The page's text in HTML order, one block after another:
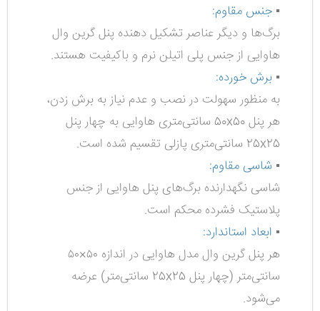
▪️ جنس مقاوم:
برگ‌ها و دیگر عناصر تشکیل دهنده پنل گرین وال
هاوایی از جنس پلی اتیلن نرم و باکیفیت هستند.
▪️ برش خورده:
به منظور سهولت در نصب و عدم نیاز به برش زدن،
هر پنل 50x50 سانتی‌متری هاوایی به چهار پنل
25x25 سانتی‌متری پازلی تقسیم شده است.
▪️ شاسی مقاوم:
شاسی نگهدارنده برگ‌های پنل هاوایی از جنس
پلاستیک فشرده محکم است.
▪️ ابعاد استاندارد:
هر پنل گرین وال مدل هاوایی در اندازه ۵۰×۵۰
سانتی‌متر (چهار پنل 25x25 سانتی‌متر)
عرضه
می‌شود.